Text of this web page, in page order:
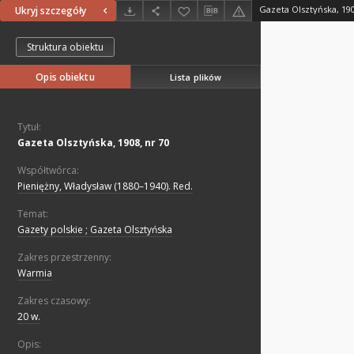
Ukryj szczegóły Gazeta Olsztyńska,
Struktura obiektu
Opis obiektu Lista plików
Tytuł:
Gazeta Olsztyńska, 1908, nr 70
Współtwórca:
Pieniężny, Władysław (1880–1940). Red.
Temat:
Gazety polskie ; Gazeta Olsztyńska
Zakres przestrzenny:
Warmia
Zakres czasowy:
20 w.
Opis: